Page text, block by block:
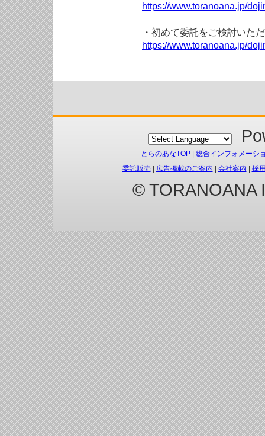
https://www.toranoana.jp/
・初めて委託をご検討いた
https://www.toranoana.jp/
とらのあなTOP
総合インフォメーシ
委託販売| 広告掲載のご案内 会社案内 採
© TORANOANA